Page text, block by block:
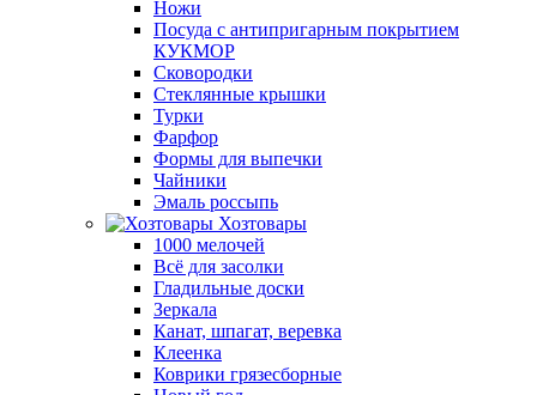
Ножи
Посуда с антипригарным покрытием
КУКМОР
Сковородки
Стеклянные крышки
Турки
Фарфор
Формы для выпечки
Чайники
Эмаль россыпь
Хозтовары
1000 мелочей
Всё для засолки
Гладильные доски
Зеркала
Канат, шпагат, веревка
Клеенка
Коврики грязесборные